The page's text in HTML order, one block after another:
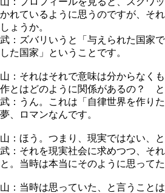
かれているように思うのですが、そ
しょうか。
武：ズバリいうと「与えられた国家
した国家」ということです。
山：それはそれで意味は分からなく
作とはどのように関係があるの？ と
武：うん。これは「自律世界を作り
夢、ロマンなんです。
山：ほう。つまり、現実ではない、と
武：それを現実社会に求めつつ、そ
と。当時は本当にそのように思ってた
山：当時は思っていた、と言うこと